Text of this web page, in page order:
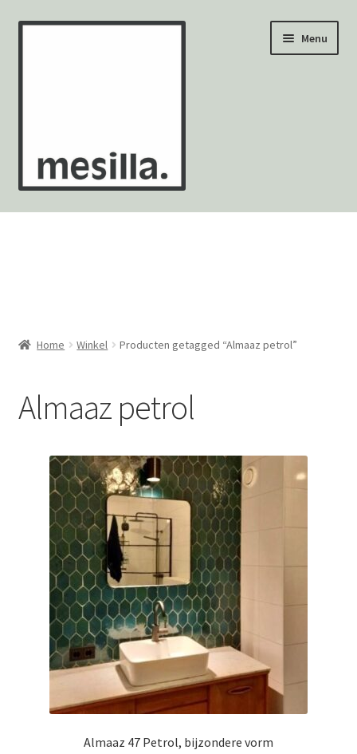
Ga
Ga
Menu
Wandtegels
Mozaïekvellen
Contact
Home Winkel Producten getagged “Almaaz petrol”
Almaaz petrol
Almaaz 47 Petrol, bijzondere vorm